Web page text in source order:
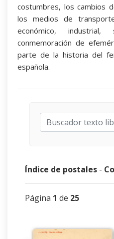
costumbres, los cambios
los medios de
económico,
conmemoración de
parte de la historia del
española.
Índice de postales -
Página 1 de 25